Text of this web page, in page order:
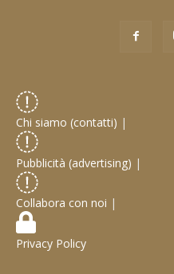
Chi siamo (contatti) |
Pubblicità (advertising) |
Collabora con noi |
Privacy Policy